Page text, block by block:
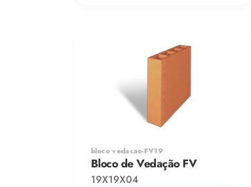
bloco vedacao-FV19
Bloco de Vedação FV
19X19X04